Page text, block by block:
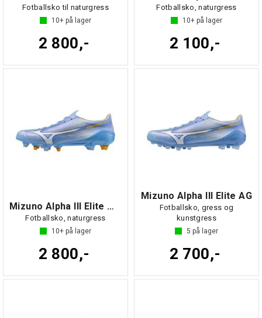
Fotballsko til naturgress
10+ på lager
2 800,-
Fotballsko, naturgress
10+ på lager
2 100,-
Mizuno Alpha III Elite MIX
Fotballsko, naturgress
10+ på lager
2 800,-
Mizuno Alpha III Elite AG
Fotballsko, gress og
kunstgress
5 på lager
2 700,-